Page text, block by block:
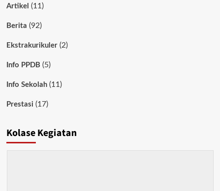
Artikel (11)
Berita (92)
Ekstrakurikuler(2)
Info PPDB(5)
Info Sekolah(11)
Prestasi (17)
Kolase Kegiatan